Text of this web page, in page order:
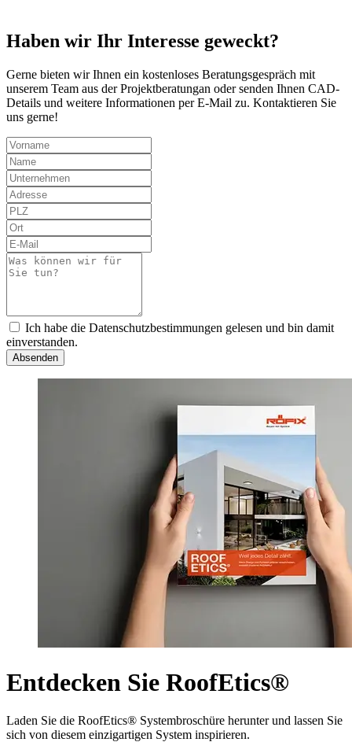
Haben wir Ihr Interesse geweckt?
Gerne bieten wir Ihnen ein kostenloses Beratungsgespräch mit
unserem Team aus der Projektberatungan oder senden Ihnen CAD-
Details und weitere Informationen per E-Mail zu. Kontaktieren Sie
uns gerne!
Ich habe die Datenschutzbestimmungen gelesen und bin damit
einverstanden.
Entdecken Sie RoofEtics®
Laden Sie die RoofEtics® Systembroschüre herunter und lassen Sie
sich von diesem einzigartigen System inspirieren.